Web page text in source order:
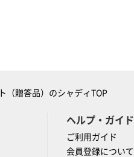
（贈答品）のシャディTOP
ヘルプ・ガイド
ご利用ガイド
会員登録について